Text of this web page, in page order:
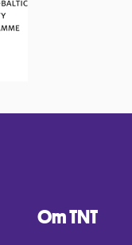
Om TNT